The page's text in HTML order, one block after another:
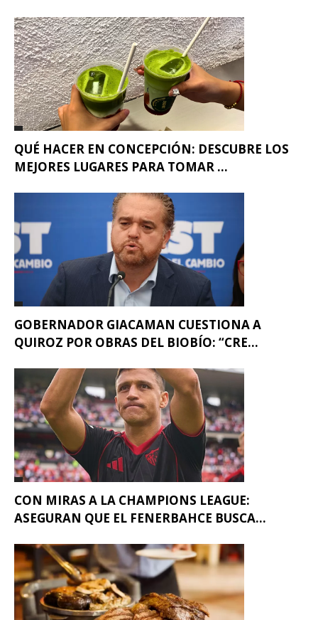
QUÉ HACER EN CONCEPCIÓN: DESCUBRE LOS
MEJORES LUGARES PARA TOMAR ...
GOBERNADOR GIACAMAN CUESTIONA A
QUIROZ POR OBRAS DEL BIOBÍO: “CRE...
CON MIRAS A LA CHAMPIONS LEAGUE:
ASEGURAN QUE EL FENERBAHCE BUSCA...